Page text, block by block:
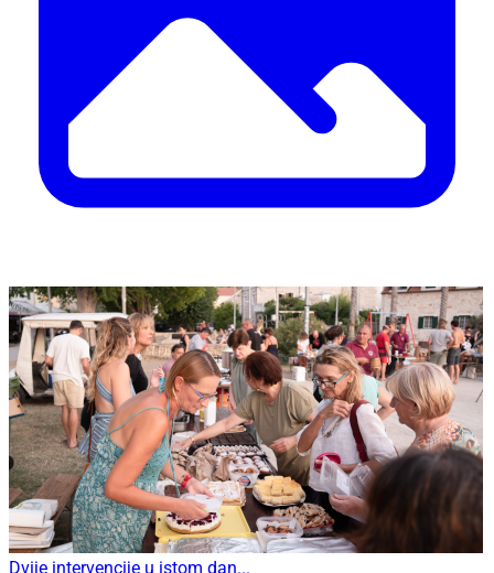
Dvije intervencije u istom dan...